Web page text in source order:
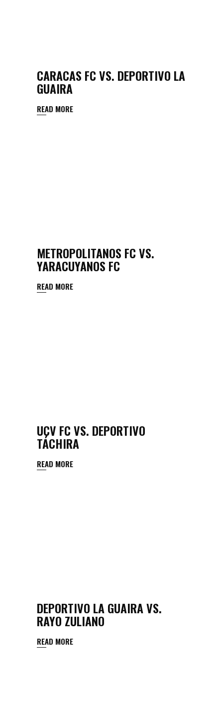
CARACAS FC VS. DEPORTIVO LA
GUAIRA
READ MORE
METROPOLITANOS FC VS.
YARACUYANOS FC
READ MORE
UCV FC VS. DEPORTIVO
TÁCHIRA
READ MORE
DEPORTIVO LA GUAIRA VS.
RAYO ZULIANO
READ MORE